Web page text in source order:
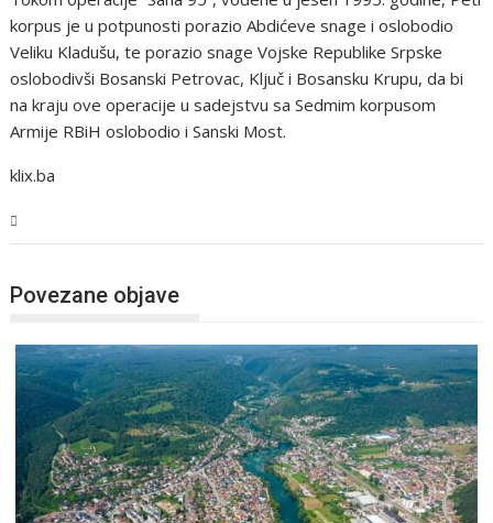
korpus je u potpunosti porazio Abdićeve snage i oslobodio
Veliku Kladušu, te porazio snage Vojske Republike Srpske
oslobodivši Bosanski Petrovac, Ključ i Bosansku Krupu, da bi
na kraju ove operacije u sadejstvu sa Sedmim korpusom
Armije RBiH oslobodio i Sanski Most.
klix.ba
Povezane objave